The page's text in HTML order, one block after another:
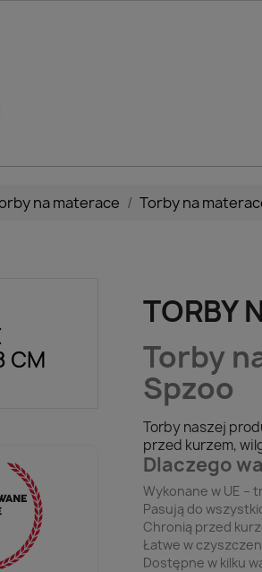
na materace Torby na
CM
TORBY
Torby
Spzoo
Torby naszej
przed kurzem,
Dlaczego
Wykonane w UE –
Pasują do
Chronią przed
Łatwe w
Dostępne w kilku